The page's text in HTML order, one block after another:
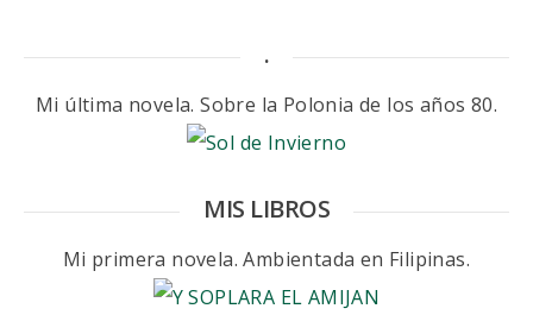
.
Mi última novela. Sobre la Polonia de los años 80.
MIS LIBROS
Mi primera novela. Ambientada en Filipinas.